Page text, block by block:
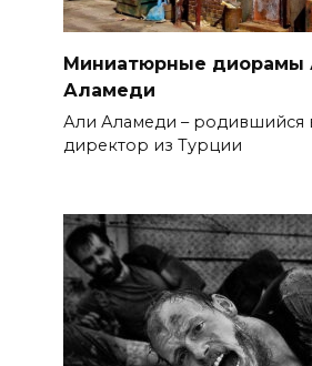
Миниатюрные диорамы
Аламеди
Али Аламеди – родившийся
директор из Турции